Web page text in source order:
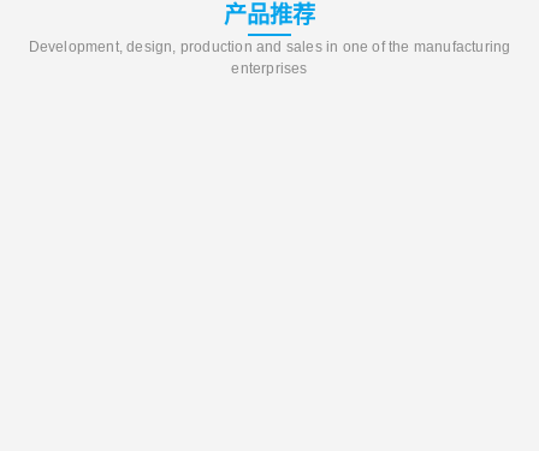
产品推荐
Development, design, production and sales in one of the manufacturing
enterprises